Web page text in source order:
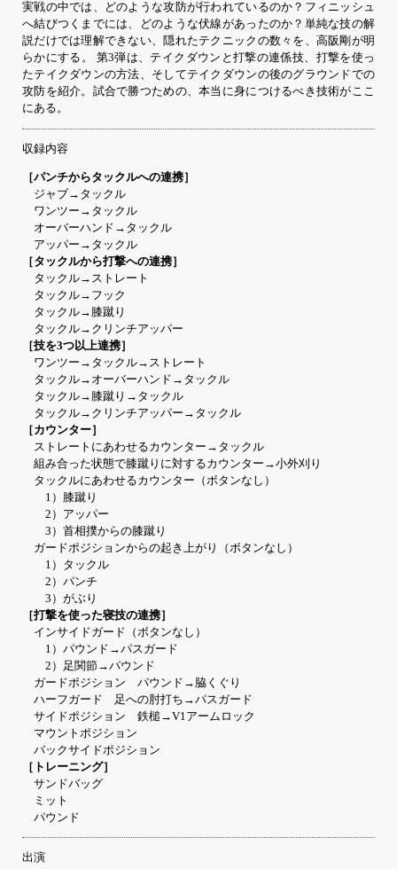
実戦の中では、どのような攻防が行われているのか？フィニッシュ
へ結びつくまでには、どのような伏線があったのか？単純な技の解
説だけでは理解できない、隠れたテクニックの数々を、高阪剛が明
らかにする。 第3弾は、テイクダウンと打撃の連係技、打撃を使っ
たテイクダウンの方法、そしてテイクダウンの後のグラウンドでの
攻防を紹介。試合で勝つための、本当に身につけるべき技術がここ
にある。
収録内容
［パンチからタックルへの連携］
ジャブ→タックル
ワンツー→タックル
オーバーハンド→タックル
アッパー→タックル
［タックルから打撃への連携］
タックル→ストレート
タックル→フック
タックル→膝蹴り
タックル→クリンチアッパー
［技を3つ以上連携］
ワンツー→タックル→ストレート
タックル→オーバーハンド→タックル
タックル→膝蹴り→タックル
タックル→クリンチアッパー→タックル
［カウンター］
ストレートにあわせるカウンター→タックル
組み合った状態で膝蹴りに対するカウンター→小外刈り
タックルにあわせるカウンター（ボタンなし）
1）膝蹴り
2）アッパー
3）首相撲からの膝蹴り
ガードポジションからの起き上がり（ボタンなし）
1）タックル
2）パンチ
3）がぶり
［打撃を使った寝技の連携］
インサイドガード（ボタンなし）
1）パウンド→パスガード
2）足関節→パウンド
ガードポジション パウンド→脇くぐり
ハーフガード 足への肘打ち→パスガード
サイドポジション 鉄槌→V1アームロック
マウントポジション
バックサイドポジション
［トレーニング］
サンドバッグ
ミット
パウンド
出演